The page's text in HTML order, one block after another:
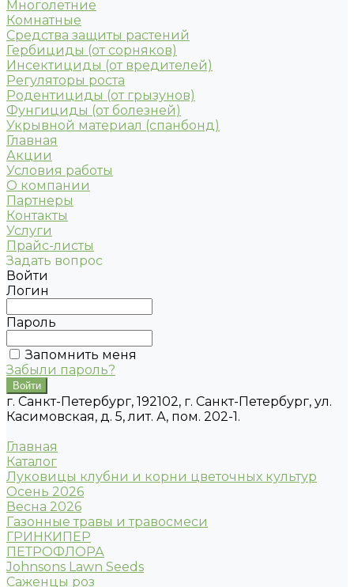
Многолетние
Комнатные
Средства защиты растений
Гербициды (от сорняков)
Инсектициды (от вредителей)
Регуляторы роста
Родентициды (от грызунов)
Фунгициды (от болезней)
Укрывной материал (спанбонд)
Главная
Акции
Условия работы
О компании
Партнеры
Контакты
Услуги
Прайс-листы
Задать вопрос
Войти
Логин
Пароль
Запомнить меня
Забыли пароль?
г. Санкт-Петербург, 192102, г. Санкт-Петербург, ул.
Касимовская, д. 5, лит. А, пом. 202-1.
Главная
Каталог
Луковицы клубни и корни цветочных культур
Осень 2026
Весна 2026
Газонные травы и травосмеси
ГРИНКИПЕР
ПЕТРОФЛОРА
Johnsons Lawn Seeds
Саженцы роз